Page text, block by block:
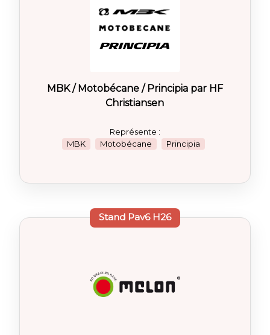
MBK / Motobécane / Principia par HF
Christiansen
Représente :
MBK
Motobécane Principia
StandPav6 H26